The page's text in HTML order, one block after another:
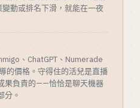
動或排名下滑，就能在一夜
、ChatGPT、Numerade
的價格。守得住的活兒是直播
果負責的——恰恰是聊天機器
分。